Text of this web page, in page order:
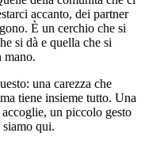
accanto, dei partner
È un cerchio che si
si dà e quella che si
mano.
una carezza che
tiene insieme tutto. Una
un piccolo gesto
qui.